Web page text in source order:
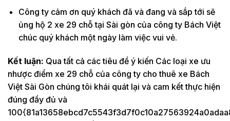
Công ty cảm ơn quý khách đã và đang và sắp tới sẽ
ủng hộ 2 xe 29 chỗ tại Sài gòn của công ty Bách Việt
chúc quý khách một ngày làm việc vui vẻ.
Kết luận: Qua tất cả các tiêu đề ý kiến Các loại xe ưu
nhược điểm xe 29 chỗ của công ty cho thuê xe Bách
Việt Sài Gòn chúng tôi khái quát lại và cam kết thực hiện
đúng đầy đủ và